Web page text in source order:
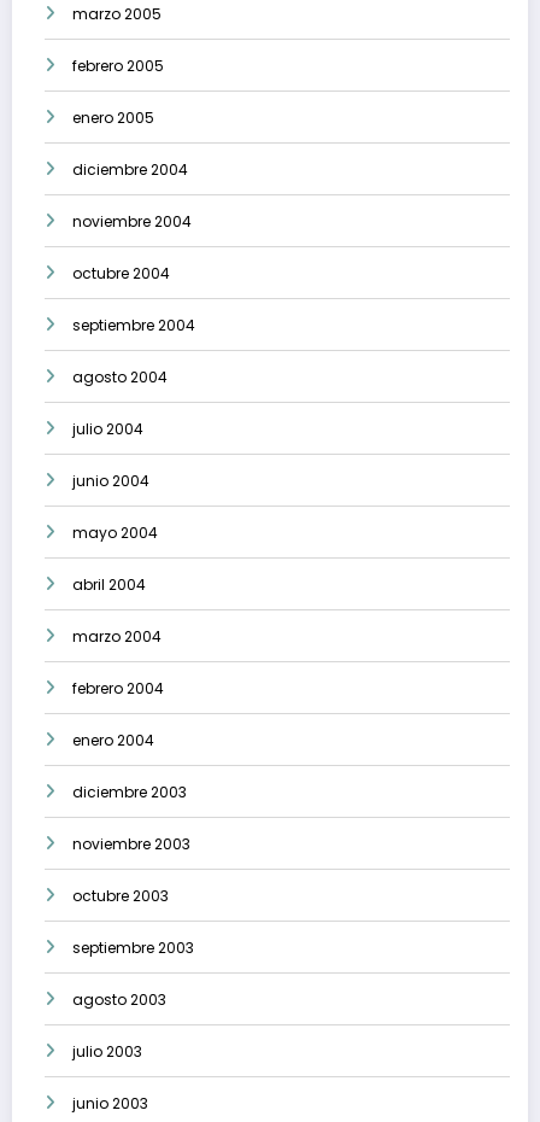
marzo 2005
febrero 2005
enero 2005
diciembre 2004
noviembre 2004
octubre 2004
septiembre 2004
agosto 2004
julio 2004
junio 2004
mayo 2004
abril 2004
marzo 2004
febrero 2004
enero 2004
diciembre 2003
noviembre 2003
octubre 2003
septiembre 2003
agosto 2003
julio 2003
junio 2003